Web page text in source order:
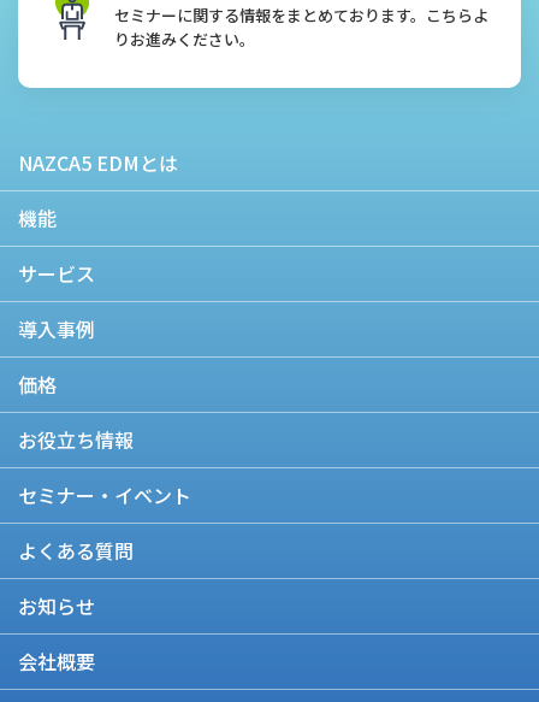
セミナーに関する情報をまとめております。こちらよ
りお進みください。
NAZCA5 EDMとは
機能
サービス
導入事例
価格
お役立ち情報
セミナー・イベント
よくある質問
お知らせ
会社概要